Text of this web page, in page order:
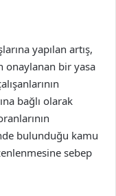
yapılan artış,
onaylanan bir yasa
bağlı olarak
bulunduğu kamu
sebep